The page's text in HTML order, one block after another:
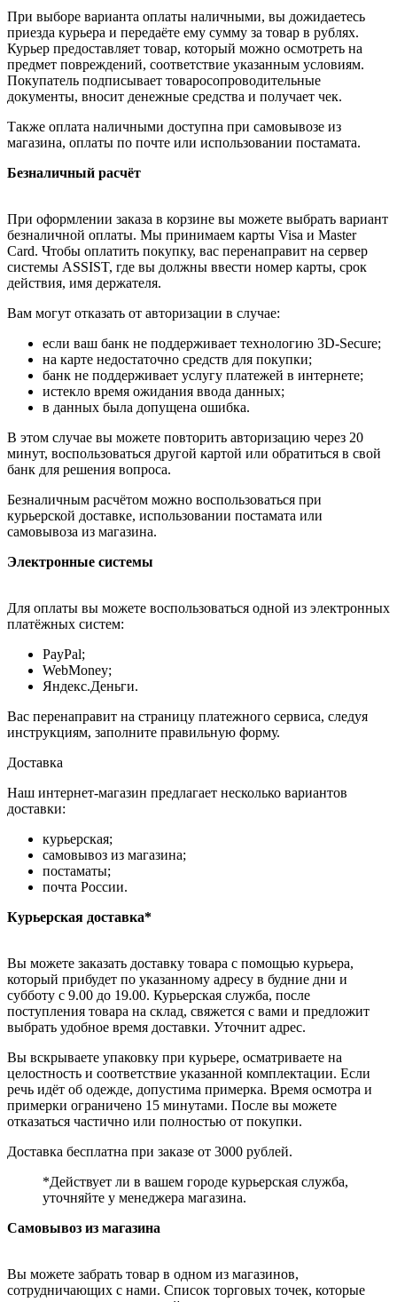
При выборе варианта оплаты наличными, вы дожидаетесь
приезда курьера и передаёте ему сумму за товар в рублях.
Курьер предоставляет товар, который можно осмотреть на
предмет повреждений, соответствие указанным условиям.
Покупатель подписывает товаросопроводительные
документы, вносит денежные средства и получает чек.
Также оплата наличными доступна при самовывозе из
магазина, оплаты по почте или использовании постамата.
Безналичный расчёт
При оформлении заказа в корзине вы можете выбрать вариант
безналичной оплаты. Мы принимаем карты Visa и Master
Card. Чтобы оплатить покупку, вас перенаправит на сервер
системы ASSIST, где вы должны ввести номер карты, срок
действия, имя держателя.
Вам могут отказать от авторизации в случае:
если ваш банк не поддерживает технологию 3D-Secure;
на карте недостаточно средств для покупки;
банк не поддерживает услугу платежей в интернете;
истекло время ожидания ввода данных;
в данных была допущена ошибка.
В этом случае вы можете повторить авторизацию через 20
минут, воспользоваться другой картой или обратиться в свой
банк для решения вопроса.
Безналичным расчётом можно воспользоваться при
курьерской доставке, использовании постамата или
самовывоза из магазина.
Электронные системы
Для оплаты вы можете воспользоваться одной из электронных
платёжных систем:
PayPal;
WebMoney;
Яндекс.Деньги.
Вас перенаправит на страницу платежного сервиса, следуя
инструкциям, заполните правильную форму.
Доставка
Наш интернет-магазин предлагает несколько вариантов
доставки:
курьерская;
самовывоз из магазина;
постаматы;
почта России.
Курьерская доставка*
Вы можете заказать доставку товара с помощью курьера,
который прибудет по указанному адресу в будние дни и
субботу с 9.00 до 19.00. Курьерская служба, после
поступления товара на склад, свяжется с вами и предложит
выбрать удобное время доставки. Уточнит адрес.
Вы вскрываете упаковку при курьере, осматриваете на
целостность и соответствие указанной комплектации. Если
речь идёт об одежде, допустима примерка. Время осмотра и
примерки ограничено 15 минутами. После вы можете
отказаться частично или полностью от покупки.
Доставка бесплатна при заказе от 3000 рублей.
*Действует ли в вашем городе курьерская служба,
уточняйте у менеджера магазина.
Самовывоз из магазина
Вы можете забрать товар в одном из магазинов,
сотрудничающих с нами. Список торговых точек, которые